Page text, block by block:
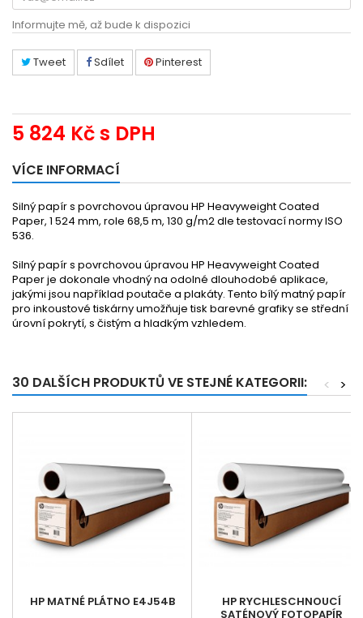
Informujte mě, až bude k dispozici
Tweet Sdílet Pinterest
5 824 Kčs DPH
VÍCE INFORMACÍ
Silný papír s povrchovou úpravou HP Heavyweight Coated
Paper, 1 524 mm, role 68,5 m, 130 g/m2 dle testovací normy ISO
536.
Silný papír s povrchovou úpravou HP Heavyweight Coated
Paper je dokonale vhodný na odolné dlouhodobé aplikace,
jakými jsou například poutače a plakáty. Tento bílý matný papír
pro inkoustové tiskárny umožňuje tisk barevné grafiky se střední
úrovní pokrytí, s čistým a hladkým vzhledem.
30 DALŠÍCH PRODUKTŮ VE STEJNÉ KATEGORII: >
<
HP MATNÉ PLÁTNO E4J54B
HP RYCHLESCHNOUCÍ
SATÉNOVÝ FOTOPAPÍR